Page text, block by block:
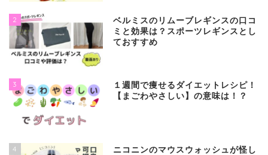
2
ベルミスのリムーブレギンスの口コ
ミと効果は？スポーツレギンスとし
ておすすめ
3
１週間で痩せるダイエットレシピ！
【まごわやさしい】の意味は！？
4
ニコニンのマウスウォッシュが怪し